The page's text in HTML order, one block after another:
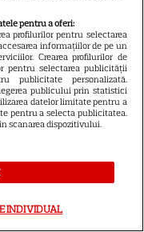
din „Outer
veac de
„Stăpânul
cauza
Câți bani a
pentru a oferi:
profilurilor pentru selectarea
informațiilor de pe un
Crearea profilurilor de
pentru selectarea publicității
publicitate personalizată.
publicului prin statistici
datelor limitate pentru a
pentru a selecta publicitatea.
scanarea dispozitivului.
INDIVIDUAL